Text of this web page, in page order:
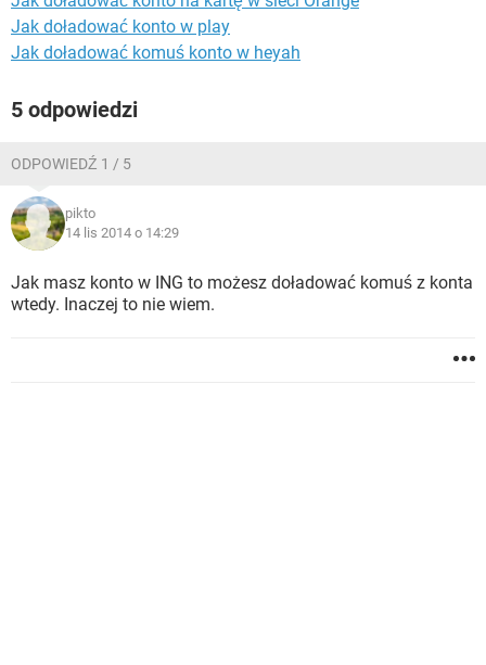
Jak doładować konto w play
Jak doładować komuś konto w heyah
5 odpowiedzi
ODPOWIEDŹ 1 / 5
pikto
14 lis 2014 o 14:29
Jak masz konto w ING to możesz doładować komuś z konta
wtedy. Inaczej to nie wiem.